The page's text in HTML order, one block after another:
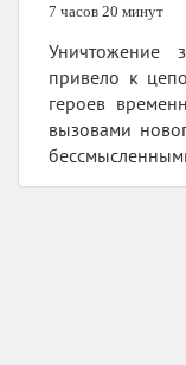
7 часов 20 минут
Уничтожение
привело к
героев
вызовами